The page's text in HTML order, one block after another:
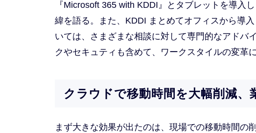
『Microsoft 365 with KDDI』とタブレットを導入
緯を語る。また、KDDI まとめてオフィスから導
いては、さまざまな相談に対して専門的なアドバ
クやセキュティも含めて、ワークスタイルの変革
クラウドで移動時間を大幅削減、
まず大きな効果が出たのは、現場での移動時間の